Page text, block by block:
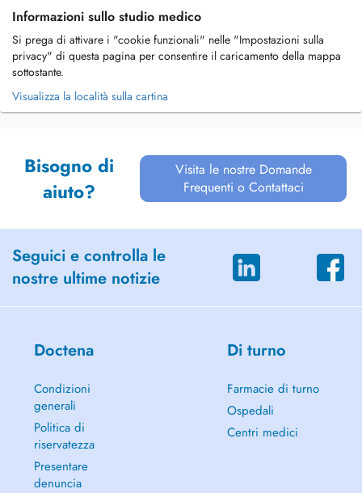
Informazioni sullo studio medico
Si prega di attivare i "cookie funzionali" nelle "Impostazioni sulla
privacy" di questa pagina per consentire il caricamento della mappa
sottostante.
Visualizza la località sulla cartina
Bisogno di
aiuto?
Visita le nostre Domande
Frequenti o Contattaci
Seguici e controlla le
nostre ultime notizie
Doctena
Condizioni
generali
Politica di
riservatezza
Presentare
denuncia
Di turno
Farmacie di turno
Ospedali
Centri medici